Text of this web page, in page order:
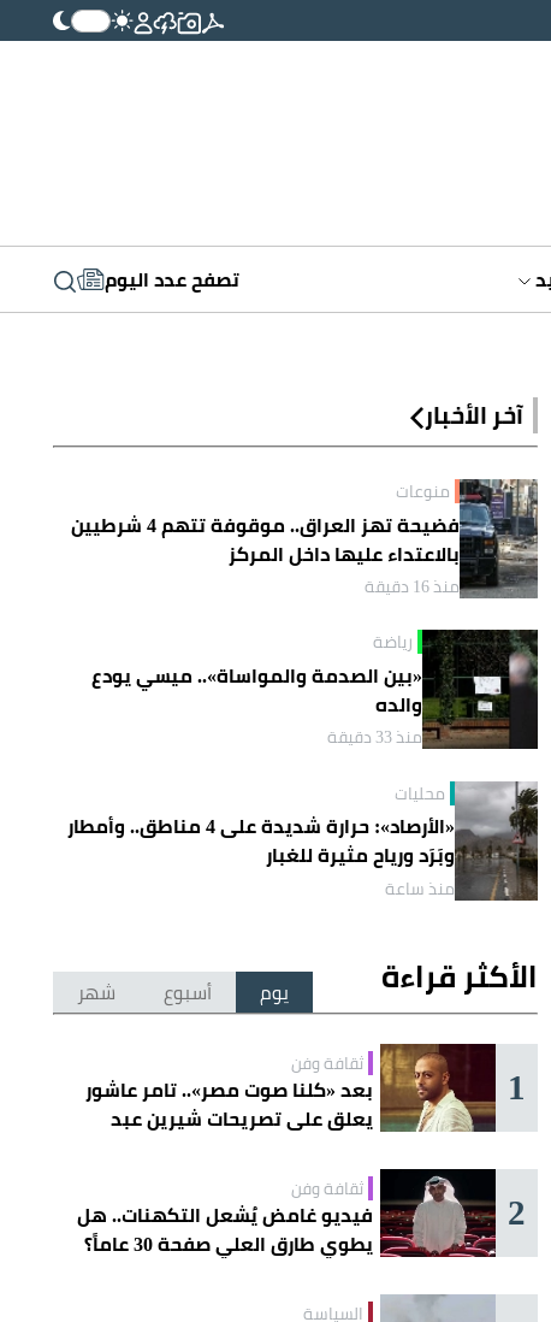
تصفح عدد اليوم
آخر الأخبار
منوعات
فضيحة تهز العراق.. موقوفة تتهم 4 شرطيين
بالاعتداء عليها داخل المركز
منذ 16 دقيقة
رياضة
«بين الصدمة والمواساة».. ميسي يودع
والده
منذ 33 دقيقة
محليات
«الأرصاد»: حرارة شديدة على 4 مناطق.. وأمطار
وبَرَد ورياح مثيرة للغبار
منذ ساعة
الأكثر قراءة يوم أسبوع شهر
1 ثقافة وفن
بعد «كلنا صوت مصر».. تامر عاشور
يعلق على تصريحات شيرين عبد
2 ثقافة وفن
فيديو غامض يُشعل التكهنات.. هل
يطوي طارق العلي صفحة 30 عاماً؟
السياسة